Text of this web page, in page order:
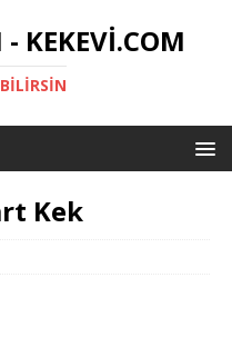
KEKEVI.COM
Kek